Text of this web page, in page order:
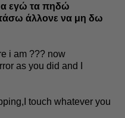
εγώ τα πηδώ
άλλονε να μη δω
i am ??? now
as you did and I
touch whatever you